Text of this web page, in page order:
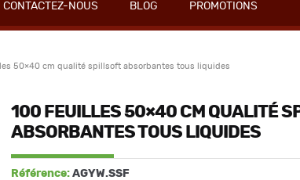
CONTACTEZ-NOUS BLOG PROMOTIONS
50×40 cm qualité spillsoft absorbantes tous liquides
100 FEUILLES 50×40 CM QUALITÉ
ABSORBANTES TOUS LIQUIDES
Référence: AGYW.SSF